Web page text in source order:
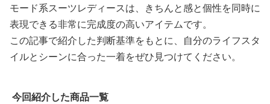
モード系スーツレディースは、きちんと感と個性を同時に
表現できる非常に完成度の高いアイテムです。
この記事で紹介した判断基準をもとに、自分のライフスタ
イルとシーンに合った一着をぜひ見つけてください。
今回紹介した商品一覧